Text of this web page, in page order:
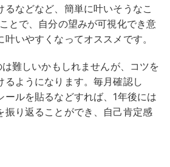
るなどなど、簡単に叶いそうなこ
とで、自分の望みが可視化でき意
いやすくなってオススメです。
難しいかもしれませんが、コツを
るようになります。毎月確認し
ールを貼るなどすれば、1年後には
振り返ることができ、自己肯定感